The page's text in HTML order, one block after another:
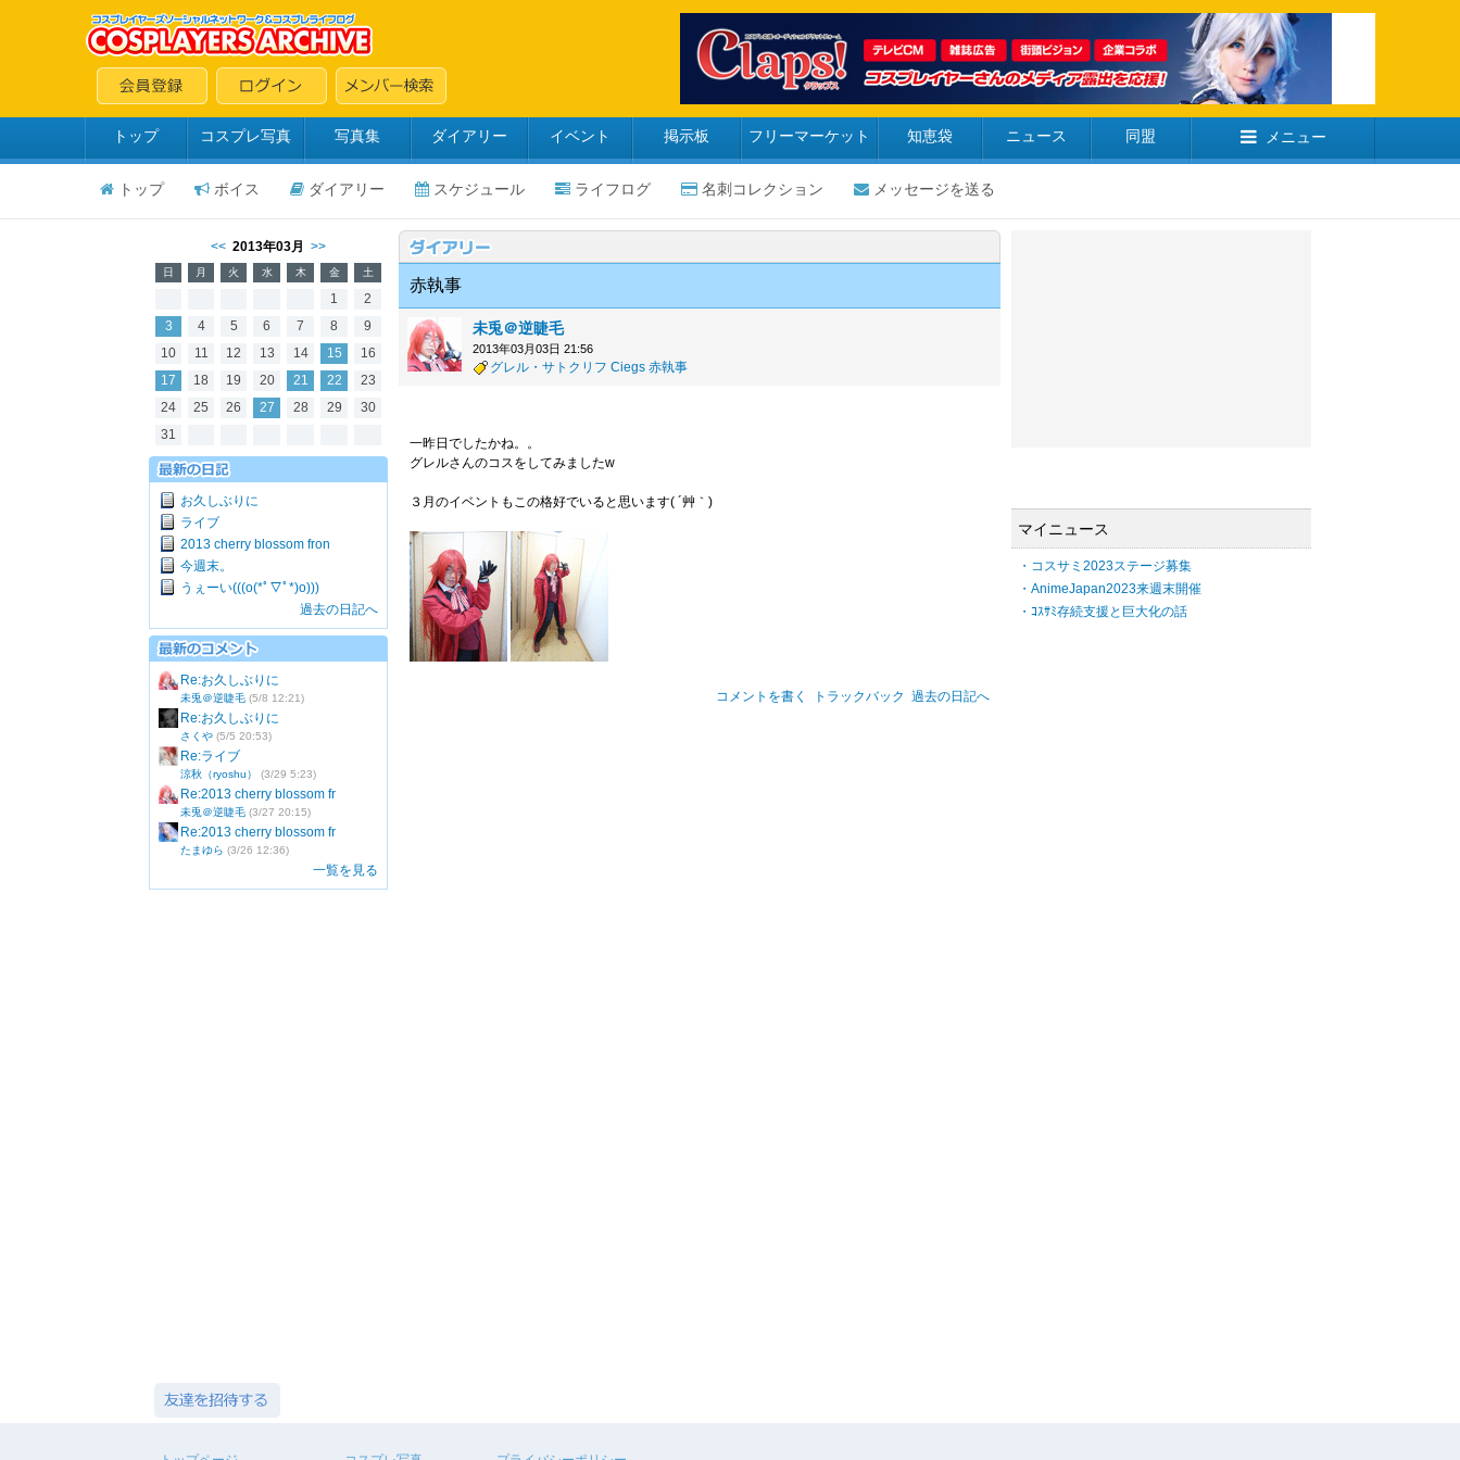
トップ コスプレ写真 写真集 ダイアリー イベント 掲示板 フリーマーケット 知恵袋 ニュース 同盟 メニュー
トップ ボイス ダイアリー スケジュール ライフログ 名刺コレクション メッセージを送る
<< 2013年03月 >>
日 月 火 水 木 金 土
1
2
3
4 5 6 7 8
9
10
11 12 13 14 15
16
17
18 19 20 21 22
23
24
25 26 27 28 29
30
31
お久しぶりに
ライブ
2013 cherry blossom fron
今週末。
うぇーい(((o(*ﾟ▽ﾟ*)o)))
過去の日記へ
Re:お久しぶりに
未兎＠逆睫毛 (5/8 12:21)
Re:お久しぶりに
さくや (5/5 20:53)
Re:ライブ
涼秋（ryoshu） (3/29 5:23)
Re:2013 cherry blossom fr
未兎＠逆睫毛 (3/27 20:15)
Re:2013 cherry blossom fr
たまゆら (3/26 12:36)
一覧を見る
赤執事
未兎＠逆睫毛
2013年03月03日 21:56
グレル・サトクリフ Ciegs 赤執事
一昨日でしたかね。。
グレルさんのコスをしてみましたw
３月のイベントもこの格好でいると思います( ´艸｀)
コメントを書く トラックバック 過去の日記へ
マイニュース
・コスサミ2023ステージ募集
・AnimeJapan2023来週末開催
・ｺｽｻﾐ存続支援と巨大化の話